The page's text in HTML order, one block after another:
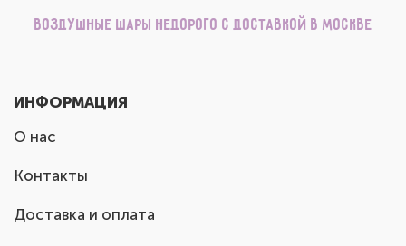
Воздушные шары недорого с доставкой в Москве
ИНФОРМАЦИЯ
О нас
Контакты
Доставка и оплата